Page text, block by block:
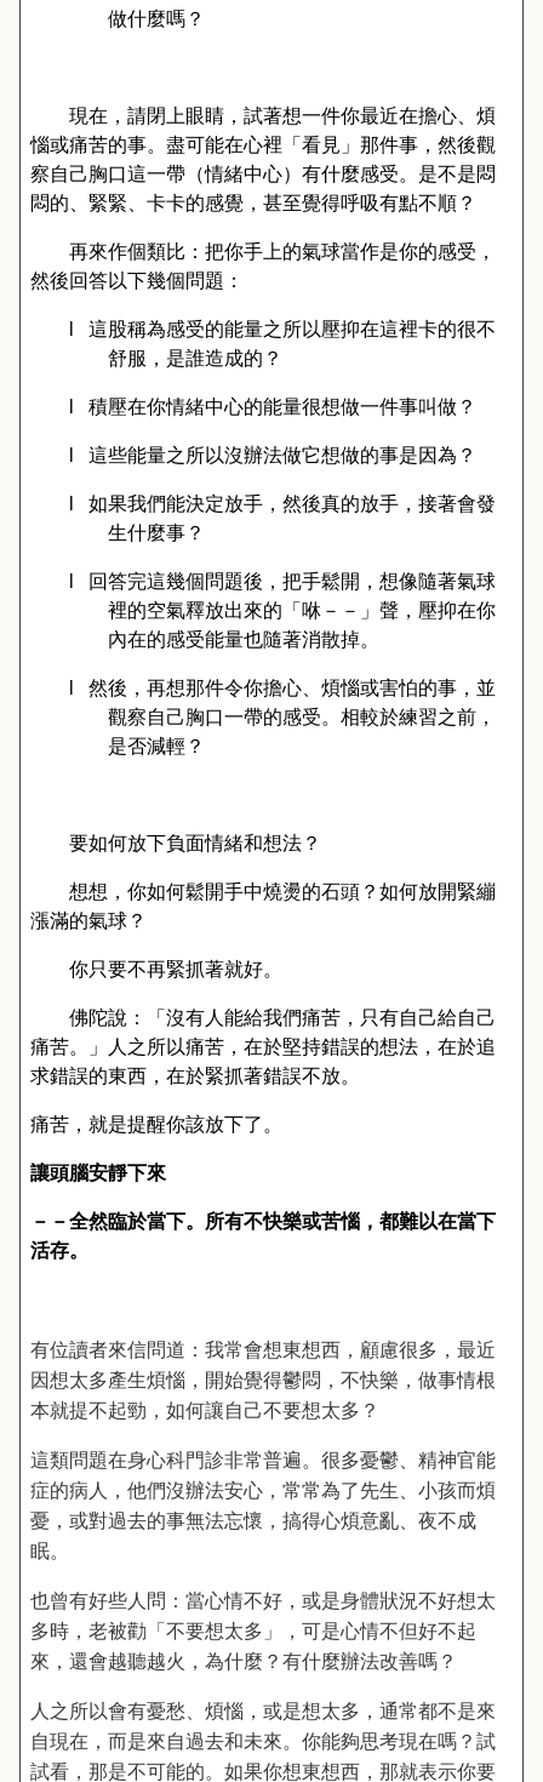
做什麼嗎？
現在，請閉上眼睛，試著想一件你最近在擔心、煩
惱或痛苦的事。盡可能在心裡「看見」那件事，然後觀
察自己胸口這一帶（情緒中心）有什麼感受。是不是悶
悶的、緊緊、卡卡的感覺，甚至覺得呼吸有點不順？
再來作個類比：把你手上的氣球當作是你的感受，
然後回答以下幾個問題：
這股稱為感受的能量之所以壓抑在這裡卡的很不
舒服，是誰造成的？
積壓在你情緒中心的能量很想做一件事叫做？
這些能量之所以沒辦法做它想做的事是因為？
如果我們能決定放手，然後真的放手，接著會發
生什麼事？
回答完這幾個問題後，把手鬆開，想像隨著氣球
裡的空氣釋放出來的「咻－－」聲，壓抑在你
內在的感受能量也隨著消散掉。
然後，再想那件令你擔心、煩惱或害怕的事，並
觀察自己胸口一帶的感受。相較於練習之前，
是否減輕？
要如何放下負面情緒和想法？
想想，你如何鬆開手中燒燙的石頭？如何放開緊繃
漲滿的氣球？
你只要不再緊抓著就好。
佛陀說：「沒有人能給我們痛苦，只有自己給自己
痛苦。」人之所以痛苦，在於堅持錯誤的想法，在於追
求錯誤的東西，在於緊抓著錯誤不放。
痛苦，就是提醒你該放下了。
讓頭腦安靜下來
－－全然臨於當下。所有不快樂或苦惱，都難以在當下
活存。
有位讀者來信問道：我常會想東想西，顧慮很多，最近
因想太多產生煩惱，開始覺得鬱悶，不快樂，做事情根
本就提不起勁，如何讓自己不要想太多？
這類問題在身心科門診非常普遍。很多憂鬱、精神官能
症的病人，他們沒辦法安心，常常為了先生、小孩而煩
憂，或對過去的事無法忘懷，搞得心煩意亂、夜不成
眠。
也曾有好些人問：當心情不好，或是身體狀況不好想太
多時，老被勸「不要想太多」，可是心情不但好不起
來，還會越聽越火，為什麼？有什麼辦法改善嗎？
人之所以會有憂愁、煩惱，或是想太多，通常都不是來
自現在，而是來自過去和未來。你能夠思考現在嗎？試
試看，那是不可能的。如果你想東想西，那就表示你要